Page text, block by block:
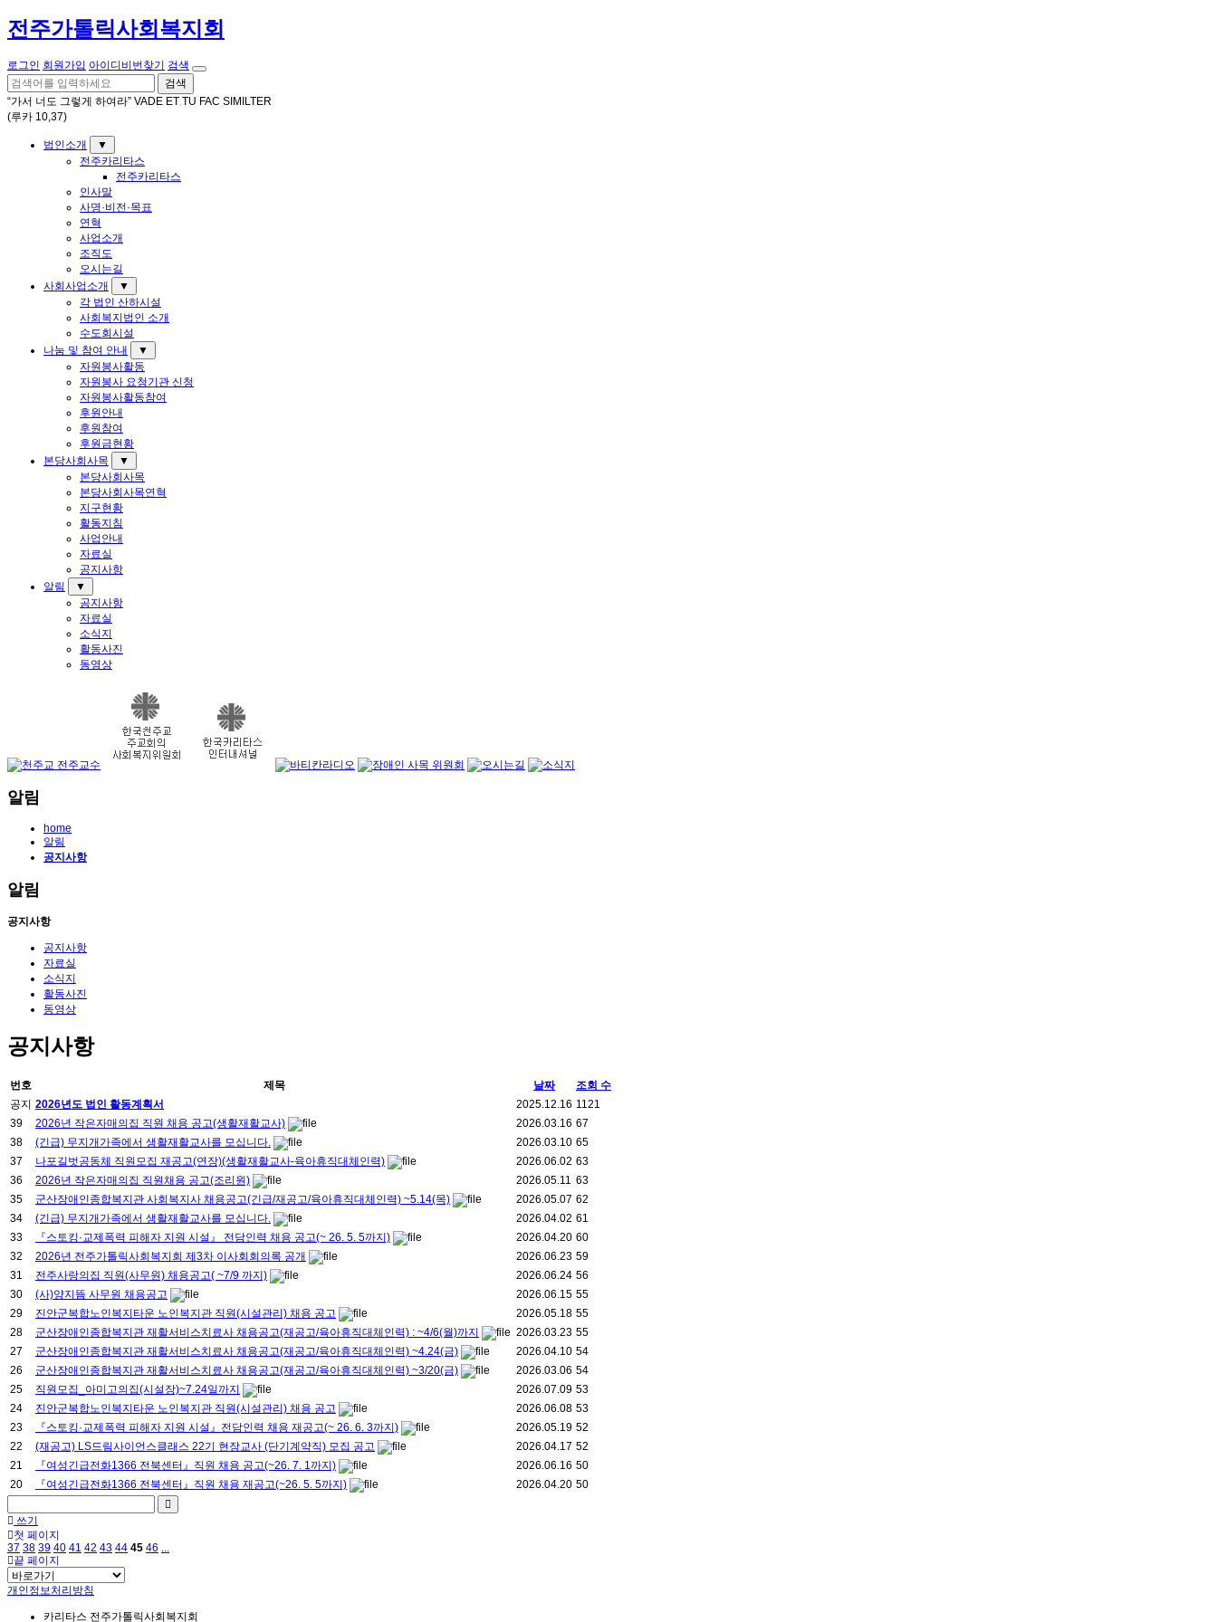
전주가톨릭사회복지회
로그인 회원가입 아이디비번찾기
검색
검색
“가서 너도 그렇게 하여라” VADE ET TU FAC SIMILTER
(루카 10,37)
법인소개
▼
전주카리타스
전주카리타스
인사말
사명·비전·목표
연혁
사업소개
조직도
오시는길
사회사업소개
▼
각 법인 산하시설
사회복지법인 소개
수도회시설
나눔 및 참여 안내
▼
자원봉사활동
자원봉사 요청기관 신청
자원봉사활동참여
후원안내
후원참여
후원금현황
본당사회사목
▼
본당사회사목
본당사회사목연혁
지구현황
활동지침
사업안내
자료실
공지사항
알림
▼
공지사항
자료실
소식지
활동사진
동영상
알림
home
알림
공지사항
알림
공지사항
공지사항
자료실
소식지
활동사진
동영상
공지사항
번호 제목 날짜
조회 수
공지 2026년도 법인 활동계획서 2025.12.16 1121
39
2026년 작은자매의집 직원 채용 공고(생활재활교사) 2026.03.16 67
38
(긴급) 무지개가족에서 생활재활교사를 모십니다. 2026.03.10 65
37
나포길벗공동체 직원모집 재공고(연장)(생활재활교사-육아휴직대체인력) 2026.06.02 63
36
2026년 작은자매의집 직원채용 공고(조리원) 2026.05.11 63
35
군산장애인종합복지관 사회복지사 채용공고(긴급/재공고/육아휴직대체인력) ~5.14(목) 2026.05.07 62
34
(긴급) 무지개가족에서 생활재활교사를 모십니다. 2026.04.02 61
33
『스토킹·교제폭력 피해자 지원 시설』 전담인력 채용 공고(~ 26. 5. 5까지) 2026.04.20 60
32
2026년 전주가톨릭사회복지회 제3차 이사회회의록 공개 2026.06.23 59
31
전주사랑의집 직원(사무원) 채용공고( ~7/9 까지) 2026.06.24 56
30
(사)양지뜸 사무원 채용공고 2026.06.15 55
29
진안군복합노인복지타운 노인복지관 직원(시설관리) 채용 공고 2026.05.18 55
28
군산장애인종합복지관 재활서비스치료사 채용공고(재공고/육아휴직대체인력) : ~4/6(월)까지 2026.03.23 55
27
군산장애인종합복지관 재활서비스치료사 채용공고(재공고/육아휴직대체인력) ~4.24(금) 2026.04.10 54
26
군산장애인종합복지관 재활서비스치료사 채용공고(재공고/육아휴직대체인력) ~3/20(금) 2026.03.06 54
25
직원모집_아미고의집(시설장)~7.24일까지 2026.07.09 53
24
진안군복합노인복지타운 노인복지관 직원(시설관리) 채용 공고 2026.06.08 53
23
『스토킹·교제폭력 피해자 지원 시설』전담인력 채용 재공고(~ 26. 6. 3까지) 2026.05.19 52
22
(재공고) LS드림사이언스클래스 22기 현장교사 (단기계약직) 모집 공고 2026.04.17 52
21
『여성긴급전화1366 전북센터』직원 채용 공고(~26. 7. 1까지) 2026.06.16 50
20
『여성긴급전화1366 전북센터』직원 채용 재공고(~26. 5. 5까지) 2026.04.20 50
쓰기
첫 페이지
37 38 39 40 41 42 43 44 45 46 ...
끝 페이지
개인정보처리방침
카리타스 전주가톨릭사회복지회